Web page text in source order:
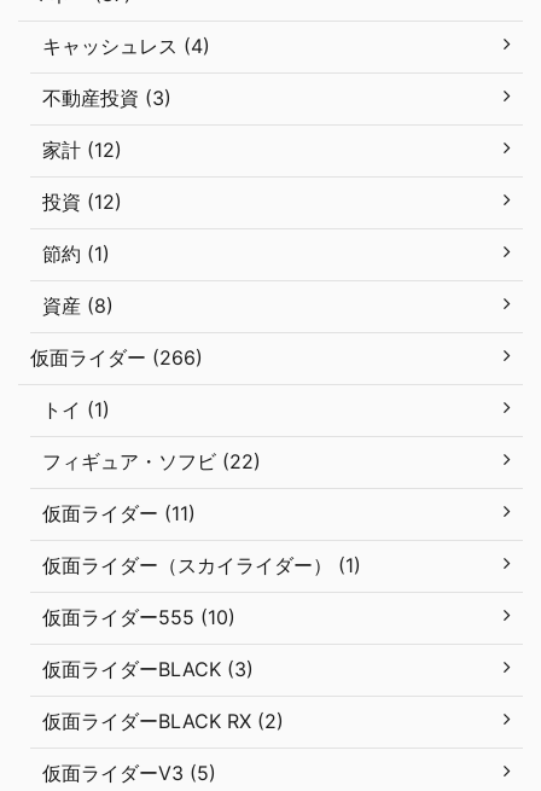
キャッシュレス (4)
不動産投資 (3)
家計 (12)
投資 (12)
節約 (1)
資産 (8)
仮面ライダー (266)
トイ (1)
フィギュア・ソフビ (22)
仮面ライダー (11)
仮面ライダー（スカイライダー） (1)
仮面ライダー555 (10)
仮面ライダーBLACK (3)
仮面ライダーBLACK RX (2)
仮面ライダーV3 (5)